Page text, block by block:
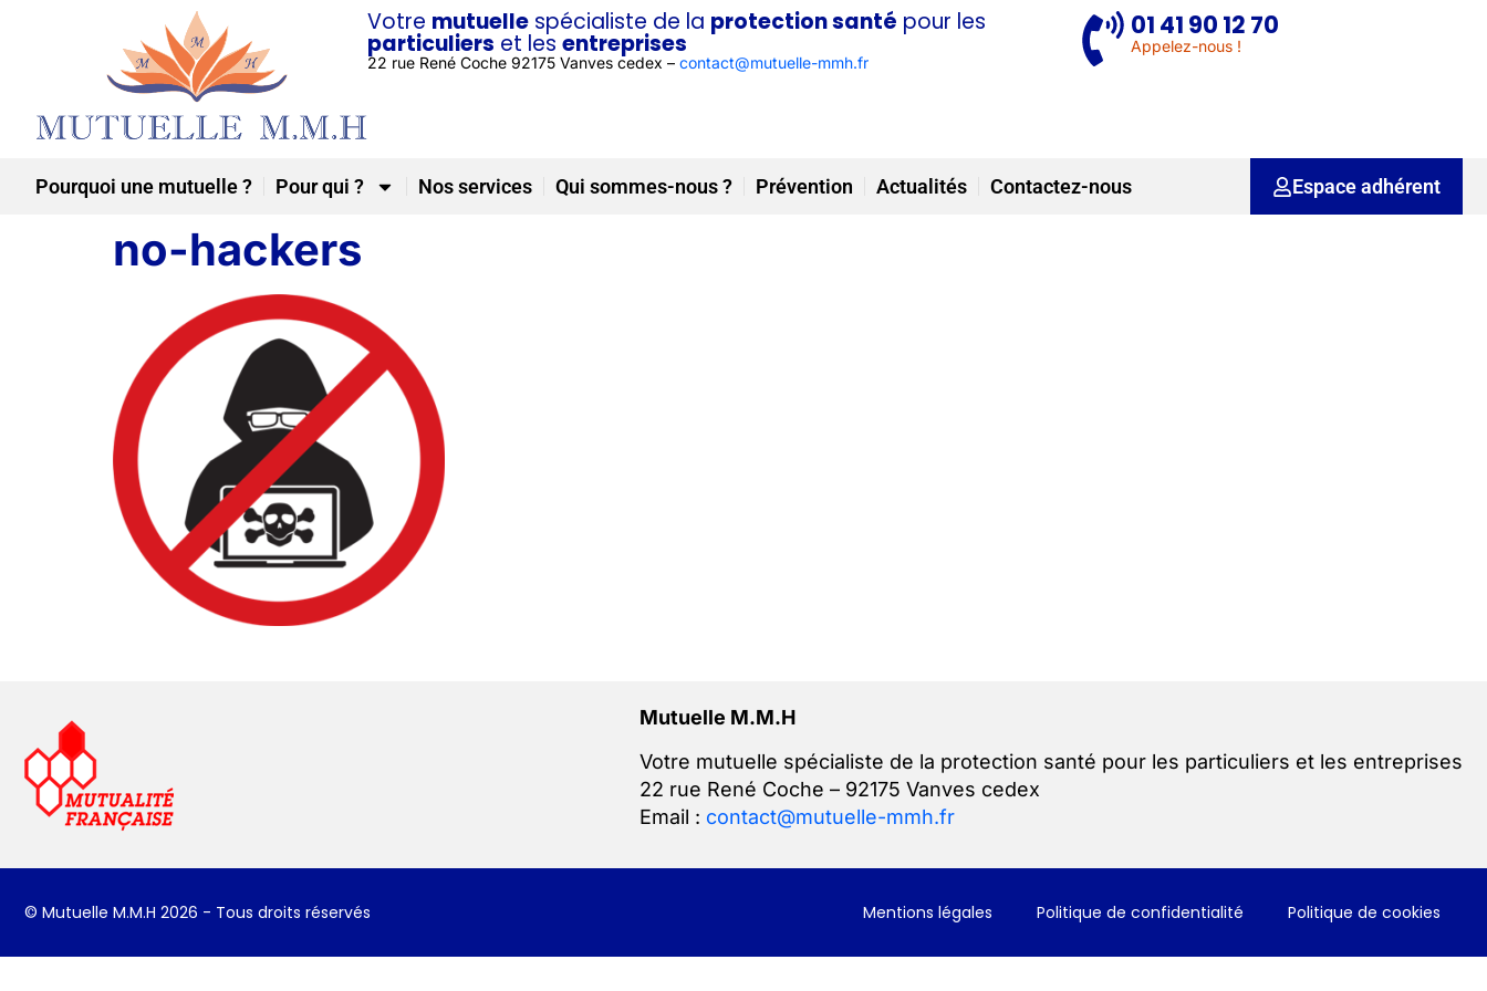
Votre mutuelle spécialiste de la protection santé pour les
particuliers et les entreprises
22 rue René Coche 92175 Vanves cedex – contact@mutuelle-mmh.fr
01 41 90 12 70
Appelez-nous !
Pourquoi une mutuelle ? Pour qui ? Nos services Qui sommes-nous ? Prévention Actualités Contactez-nous Espace adhérent
no-hackers
Mutuelle M.M.H
Votre mutuelle spécialiste de la protection santé pour les particuliers et les entreprises
22 rue René Coche – 92175 Vanves cedex
Email : contact@mutuelle-mmh.fr
© Mutuelle M.M.H 2026 - Tous droits réservés Mentions légales Politique de confidentialité Politique de cookies